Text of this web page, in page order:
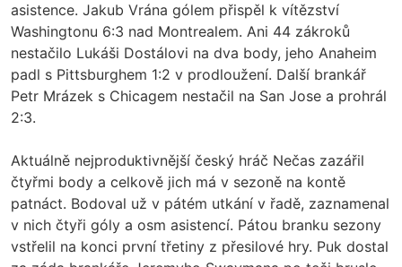
asistence. Jakub Vrána gólem přispěl k vítězství
Washingtonu 6:3 nad Montrealem. Ani 44 zákroků
nestačilo Lukáši Dostálovi na dva body, jeho Anaheim
padl s Pittsburghem 1:2 v prodloužení. Další brankář
Petr Mrázek s Chicagem nestačil na San Jose a prohrál
2:3.
Aktuálně nejproduktivnější český hráč Nečas zazářil
čtyřmi body a celkově jich má v sezoně na kontě
patnáct. Bodoval už v pátém utkání v řadě, zaznamenal
v nich čtyři góly a osm asistencí. Pátou branku sezony
vstřelil na konci první třetiny z přesilové hry. Puk dostal